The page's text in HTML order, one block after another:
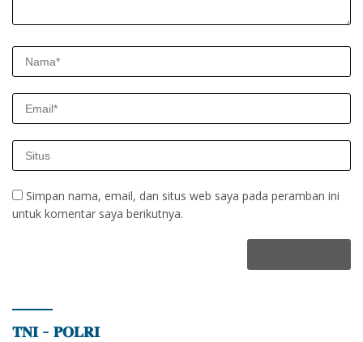
Simpan nama, email, dan situs web saya pada peramban ini
untuk komentar saya berikutnya.
𝐓𝐍𝐈 – 𝐏𝐎𝐋𝐑𝐈